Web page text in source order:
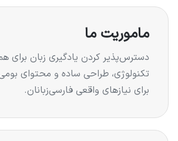
ماموریت ما
دسترس‌پذیر کردن یادگیری زبان برای
تکنولوژی، طراحی ساده و محتوای
برای نیازهای واقعی فارسی‌زبانان.